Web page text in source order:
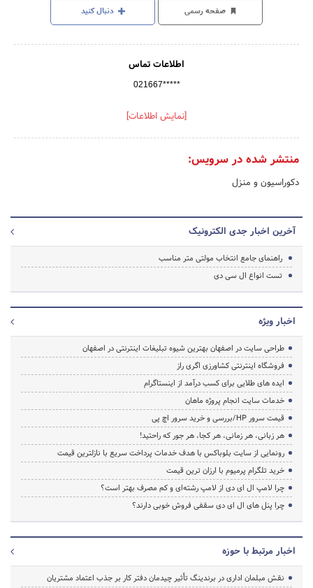
صفحه رسمی دنبال کنید
اطلاعات تماس
021667*****
[نمایش اطلاعات]
منتشر شده در سرویس:
دکوراسیون و منزل
آخرین اخبار جدی الکترونیک
راهنمای جامع انتخاب مولتی متر مناسب
تست انواع ال سی دی
اخبار ویژه
طراحی سایت در اصفهان بهترین شیوه تبلیغات اینترنتی در اصفهان
فروشگاه اینترنتی کشاورزی اگری راز
ایده های طلایی برای کسب درآمد از اینستاگرام
خدمات سایت انجام پروژه ماهان
قیمت سرور HP/بررسی و خرید سرور اچ پی
هر زبانی، هر زمانی، هر کجا، هر جور که راحتید!
رونمایی از سایت بلوباکس با هدف خدمات پرداخت سریع با نازلترین قیمت
خرید تلگرام پرمیوم با ارزان ترین قیمت
چرا لامپ ال ای دی از لامپ رشته‌ای و کم مصرف بهتر است؟
چرا پنل های ال ای دی سقفی فروش خوبی دارند؟
اخبار مرتبط با حوزه
نقش مبلمان اداری در برندینگ تأثیر چیدمان دفتر کار بر جذب اعتماد مشتریان